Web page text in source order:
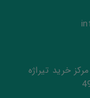
خرید تیراژه